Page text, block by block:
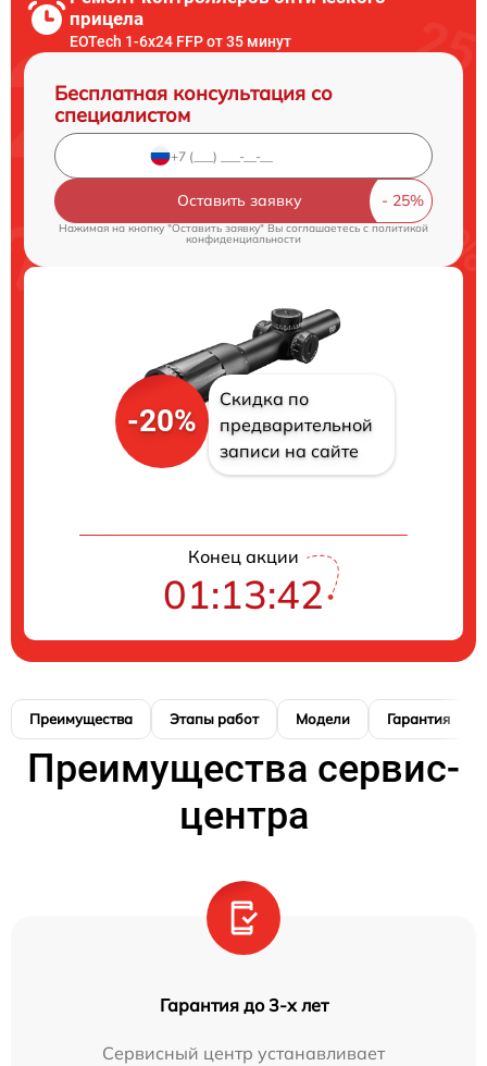
прицела
EOTech 1-6x24 FFP от 35 минут
Бесплатная консультация со
специалистом
Оставить заявку
Нажимая на кнопку "Оставить заявку" Вы соглашаетесь cполитикой
конфиденциальности
-20%
Скидка по
предварительной
записи на сайте
Конец акции
01:13:41
Преимущества Этапы работ Модели Гарантия
Преимущества сервис-
центра
Гарантия до 3-х лет
Сервисный центр устанавливает